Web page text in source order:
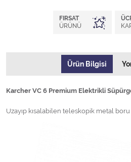
FIRSAT
ÜRÜNÜ
Ürün Bilgisi
Karcher VC 6 Premium Elektrikli
Uzayıp kısalabilen teleskopik metal boru